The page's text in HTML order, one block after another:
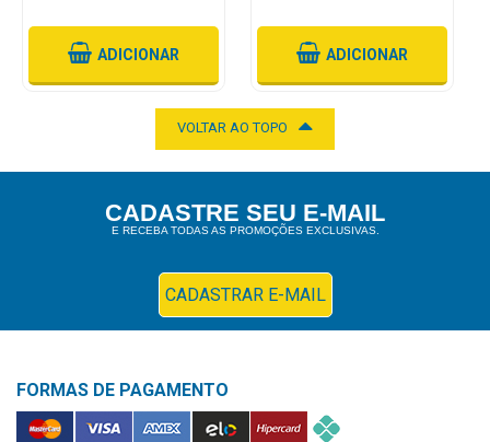
Dermocosméticos
e
Monitores
ADICIONAR ADICIONAR
VOLTAR AO TOPO
CADASTRE SEU E-MAIL
E RECEBA TODAS AS PROMOÇÕES EXCLUSIVAS.
CADASTRAR E-MAIL
FORMAS DE PAGAMENTO